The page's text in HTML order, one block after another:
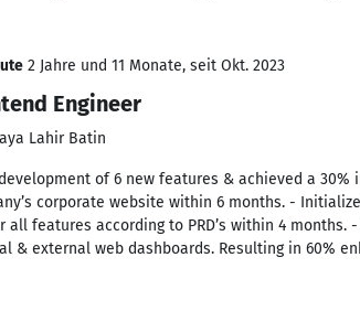
2 Jahre und 11 Monate, seit Okt. 2023
Engineer
Lahir Batin
of 6 new features & achieved a
corporate website within 6 months. -
all features according to PRD’s within 4
& external web dashboards. Resulting in 60%